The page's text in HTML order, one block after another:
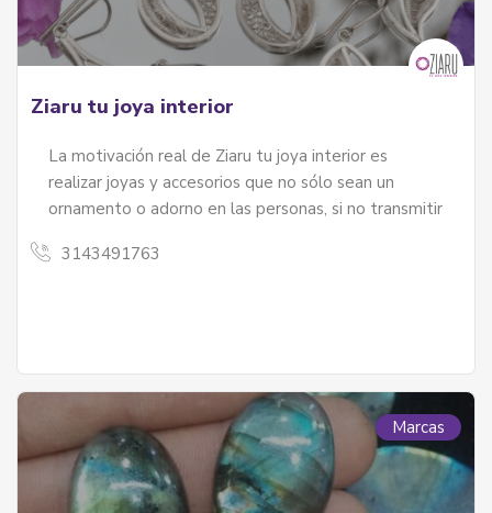
Ziaru tu joya interior
La motivación real de Ziaru tu joya interior es
realizar joyas y accesorios que no sólo sean un
ornamento o adorno en las personas, si no transmitir
3143491763
Marcas